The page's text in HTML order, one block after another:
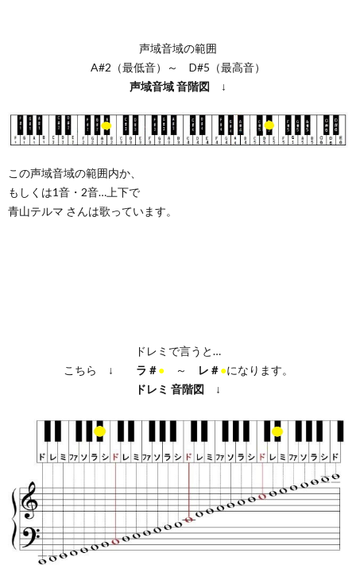
声域音域の範囲
A#2（最低音）～ D#5（最高音）
声域音域音階図 ↓
この声域音域の範囲内か、
もしくは1音・2音…上下で
青山テルマ さんは歌っています。
ドレミで言うと…
こちら ↓ ラ＃●～ レ＃●になります。
ドレミ 音階図 ↓